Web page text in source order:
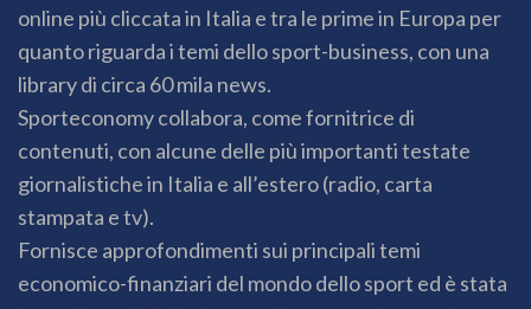
online più cliccata in Italia e tra le prime in Europa per
quanto riguarda i temi dello sport-business, con una
library di circa 60 mila news.
Sporteconomy collabora, come fornitrice di
contenuti, con alcune delle più importanti testate
giornalistiche in Italia e all’estero (radio, carta
stampata e tv).
Fornisce approfondimenti sui principali temi
economico-finanziari del mondo dello sport ed è stata